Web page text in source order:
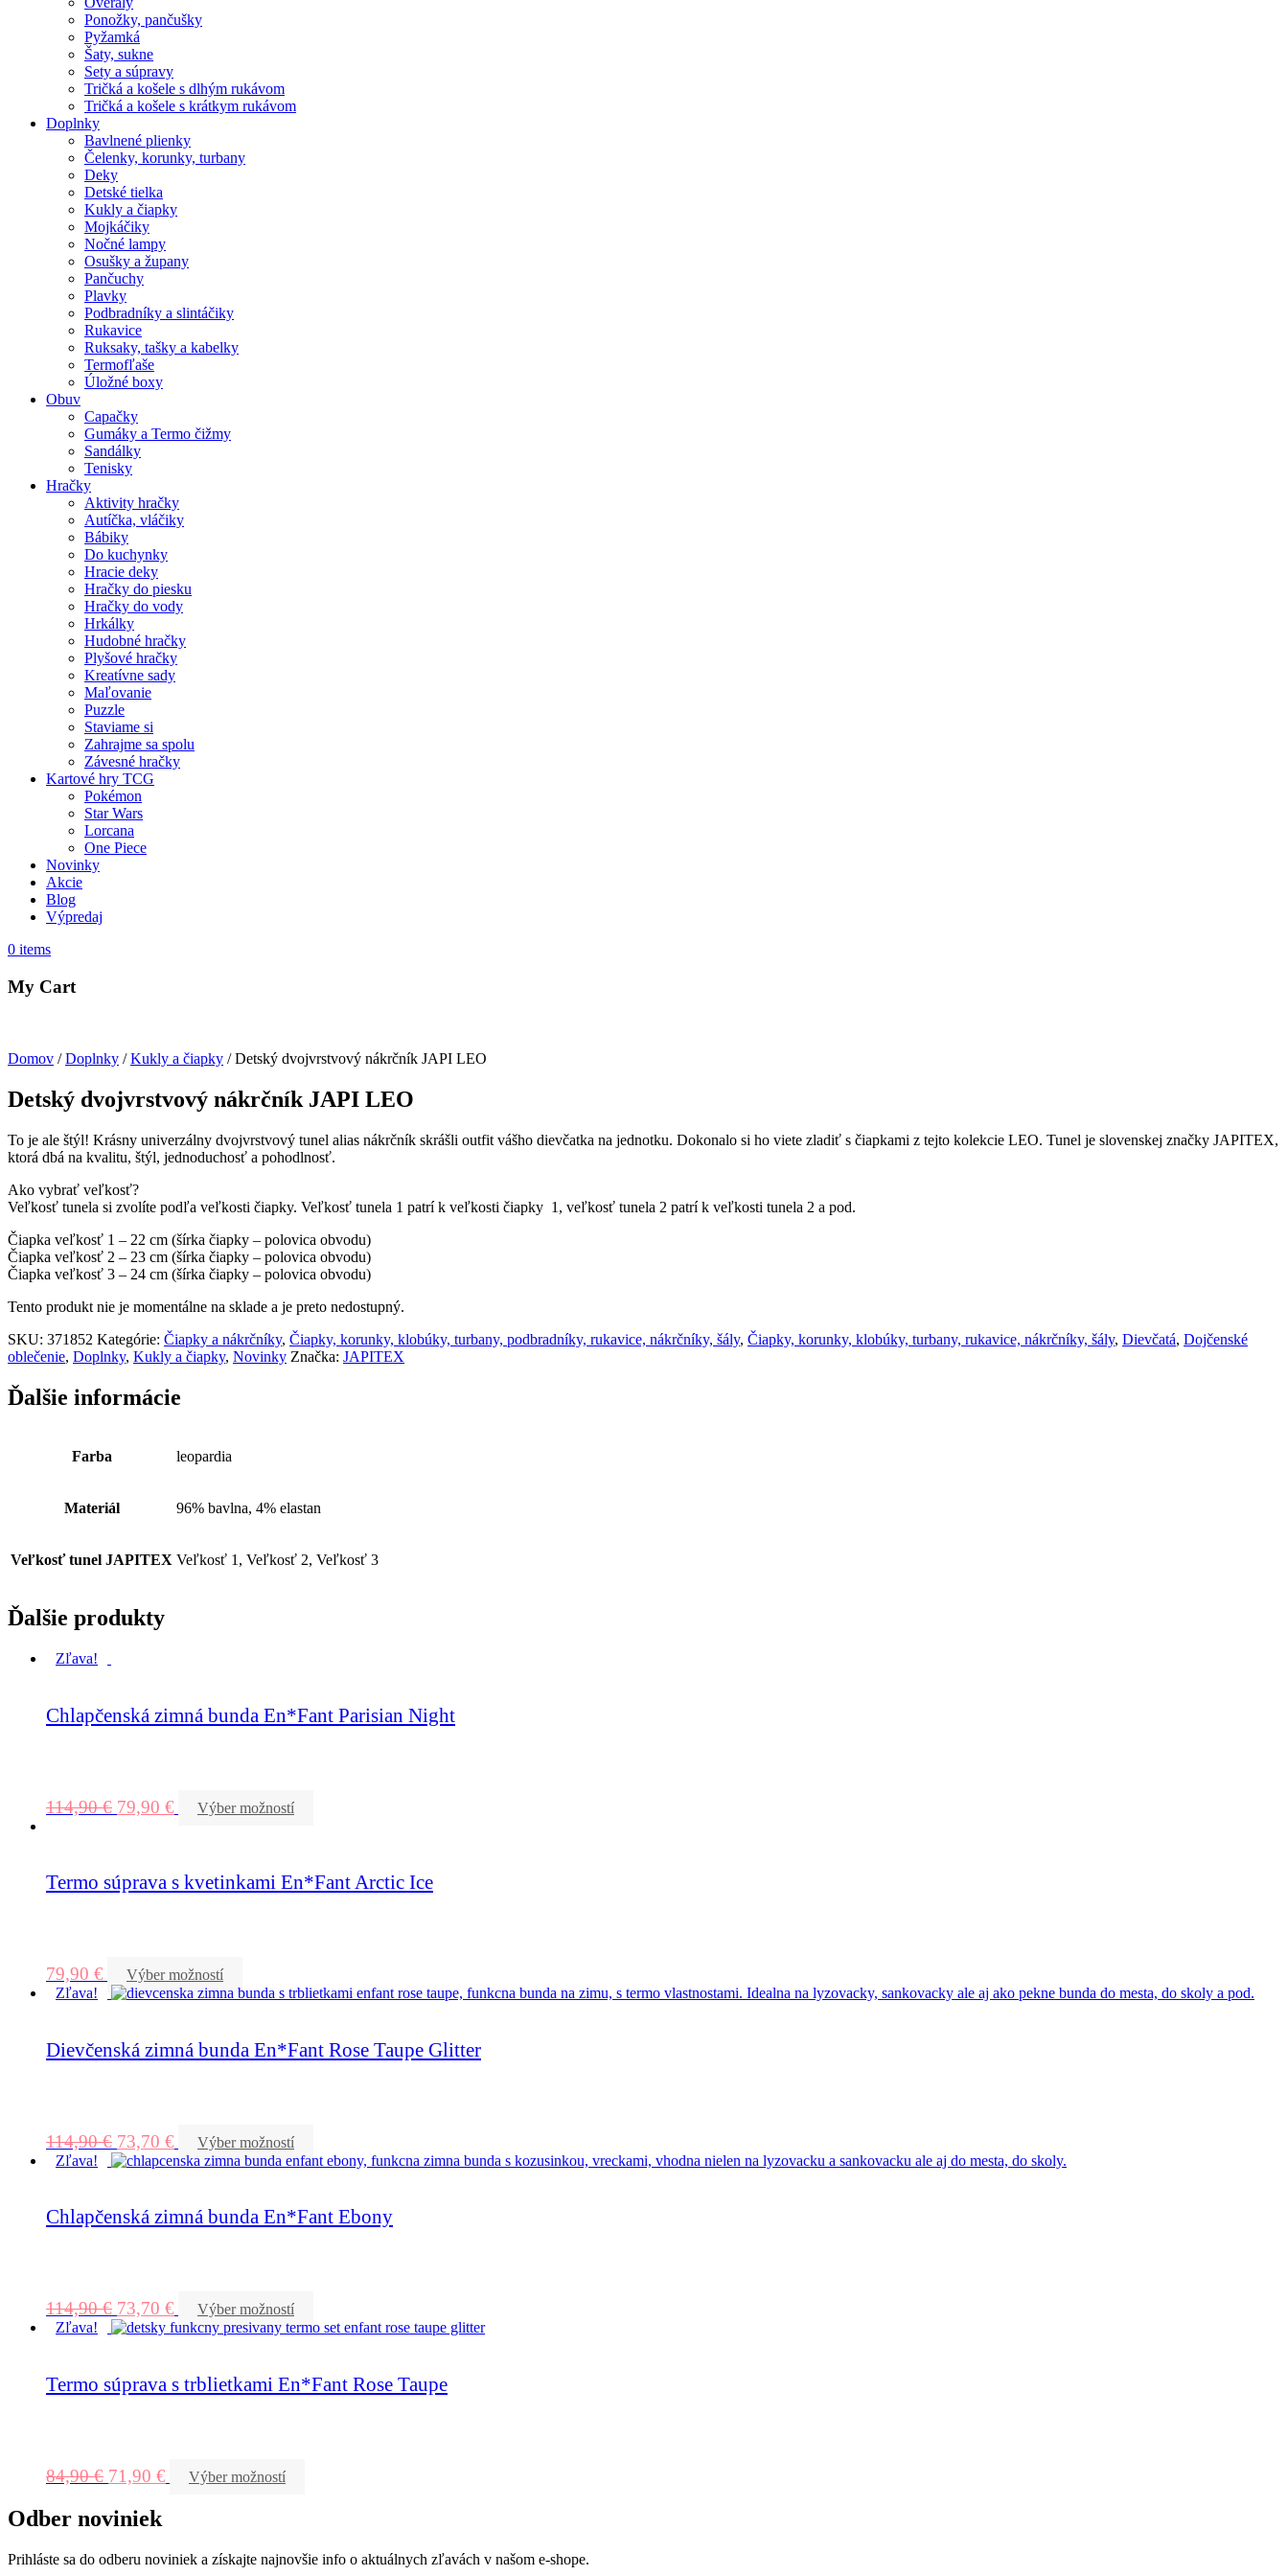
Ponožky, pančušky
Pyžamká
Šaty, sukne
Sety a súpravy
Tričká a košele s dlhým rukávom
Tričká a košele s krátkym rukávom
Doplnky
Bavlnené plienky
Čelenky, korunky, turbany
Deky
Detské tielka
Kukly a čiapky
Mojkáčiky
Nočné lampy
Osušky a župany
Pančuchy
Plavky
Podbradníky a slintáčiky
Rukavice
Ruksaky, tašky a kabelky
Termofľaše
Úložné boxy
Obuv
Capačky
Gumáky a Termo čižmy
Sandálky
Tenisky
Hračky
Aktivity hračky
Autíčka, vláčiky
Bábiky
Do kuchynky
Hracie deky
Hračky do piesku
Hračky do vody
Hrkálky
Hudobné hračky
Plyšové hračky
Kreatívne sady
Maľovanie
Puzzle
Staviame si
Zahrajme sa spolu
Závesné hračky
Kartové hry TCG
Pokémon
Star Wars
Lorcana
One Piece
Novinky
Akcie
Blog
Výpredaj
0 items
My Cart
Domov /Doplnky /Kukly a čiapky / Detský dvojvrstvový nákrčník JAPI LEO
Detský dvojvrstvový nákrčník JAPI LEO
To je ale štýl! Krásny univerzálny dvojvrstvový tunel alias nákrčník skrášli outfit vášho dievčatka na jednotku. Dokonalo si ho viete zladiť s čiapkami z tejto kolekcie LEO. Tunel je slovenskej značky JAPITEX,
ktorá dbá na kvalitu, štýl, jednoduchosť a pohodlnosť.
Ako vybrať veľkosť?
Veľkosť tunela si zvolíte podľa veľkosti čiapky. Veľkosť tunela 1 patrí k veľkosti čiapky 1, veľkosť tunela 2 patrí k veľkosti tunela 2 a pod.
Čiapka veľkosť 1 – 22 cm (šírka čiapky – polovica obvodu)
Čiapka veľkosť 2 – 23 cm (šírka čiapky – polovica obvodu)
Čiapka veľkosť 3 – 24 cm (šírka čiapky – polovica obvodu)
Tento produkt nie je momentálne na sklade a je preto nedostupný.
SKU: 371852 Kategórie: Čiapky a nákrčníky, Čiapky, korunky, klobúky, turbany, podbradníky, rukavice, nákrčníky, šály, Čiapky, korunky, klobúky, turbany, rukavice, nákrčníky, šály, Dievčatá, Dojčenské
oblečenie, Doplnky, Kukly a čiapky, Novinky Značka: JAPITEX
Ďalšie informácie
Farba leopardia
Materiál 96% bavlna, 4% elastan
Veľkosť tunel JAPITEX Veľkosť 1, Veľkosť 2, Veľkosť 3
Ďalšie produkty
Zľava!
Chlapčenská zimná bunda En*Fant Parisian Night
114,90€ 79,90 € Výber možností
Termo súprava s kvetinkami En*Fant Arctic Ice
79,90 €
Výber možností
Zľava!
Dievčenská zimná bunda En*Fant Rose Taupe Glitter
114,90€ 73,70 €
Výber možností
Zľava!
Chlapčenská zimná bunda En*Fant Ebony
114,90€ 73,70 €
Výber možností
Zľava!
Termo súprava s trblietkami En*Fant Rose Taupe
84,90€ 71,90 € Výber možností
Odber noviniek
Prihláste sa do odberu noviniek a získajte najnovšie info o aktuálnych zľavách v našom e-shope.